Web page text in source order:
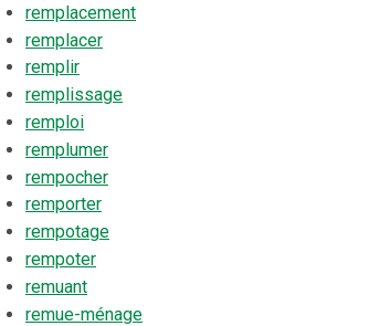
remplacement
remplacer
remplir
remplissage
remploi
remplumer
rempocher
remporter
rempotage
rempoter
remuant
remue-ménage